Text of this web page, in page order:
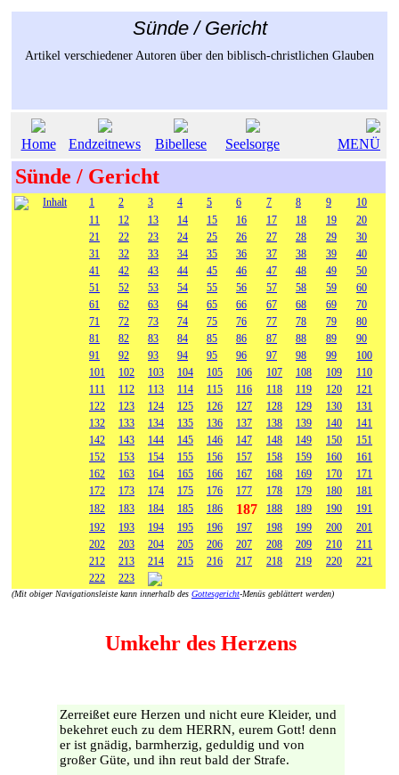
Sünde / Gericht
Artikel verschiedener Autoren über den biblisch-christlichen Glauben
Home Endzeitnews Bibellese Seelsorge MENÜ
Sünde / Gericht
Inhalt 1 2 3 4 5 6 7 8 9
10
11
12 13 14 15 16 17 18 19
20
21
22 23 24 25 26 27 28 29
30
31
32 33 34 35 36 37 38 39
40
41
42 43 44 45 46 47 48 49
50
51
52 53 54 55 56 57 58 59
60
61
62 63 64 65 66 67 68 69
70
71
72 73 74 75 76 77 78 79
80
81
82 83 84 85 86 87 88 89
90
91
92 93 94 95 96 97 98 99
100
101
102 103 104 105 106 107 108 109
110
111
112 113 114 115 116 118 119 120
121
122
123 124 125 126 127 128 129 130
131
132
133 134 135 136 137 138 139 140
141
142
143 144 145 146 147 148 149 150
151
152
153 154 155 156 157 158 159 160
161
162
163 164 165 166 167 168 169 170
171
172
173 174 175 176 177 178 179 180
181
182
183 184 185 186 187 188 189 190
191
192
193 194 195 196 197 198 199 200
201
202
203 204 205 206 207 208 209 210
211
212
213 214 215 216 217 218 219 220
221
222
223
(Mit obiger Navigationsleiste kann innerhalb des Gottesgericht-Menüs geblättert werden)
Umkehr des Herzens
Zerreißet eure Herzen und nicht eure Kleider, und
bekehret euch zu dem HERRN, eurem Gott! denn
er ist gnädig, barmherzig, geduldig und von
großer Güte, und ihn reut bald der Strafe.